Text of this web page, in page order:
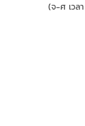
(จ-ศ เวล